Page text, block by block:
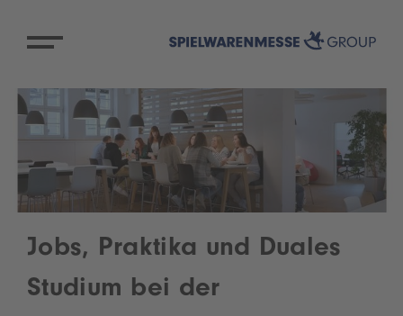
Jobs, Praktika und Duales
Studium bei der